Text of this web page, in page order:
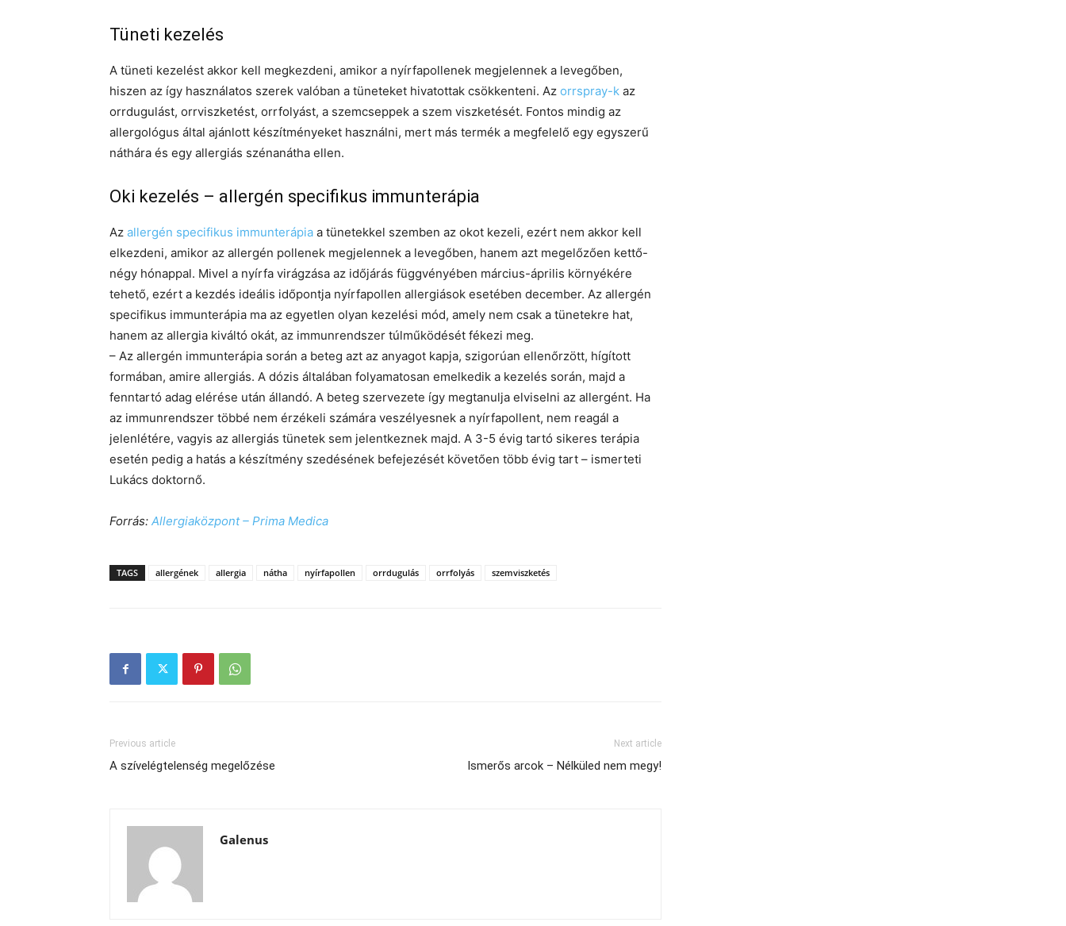
Tüneti kezelés
A tüneti kezelést akkor kell megkezdeni, amikor a nyírfapollenek megjelennek a levegőben,
hiszen az így használatos szerek valóban a tüneteket hivatottak csökkenteni. Az orrspray-k az
orrdugulást, orrviszketést, orrfolyást, a szemcseppek a szem viszketését. Fontos mindig az
allergológus által ajánlott készítményeket használni, mert más termék a megfelelő egy egyszerű
náthára és egy allergiás szénanátha ellen.
Oki kezelés – allergén specifikus immunterápia
Az allergén specifikus immunterápia a tünetekkel szemben az okot kezeli, ezért nem akkor kell
elkezdeni, amikor az allergén pollenek megjelennek a levegőben, hanem azt megelőzően kettő-
négy hónappal. Mivel a nyírfa virágzása az időjárás függvényében március-április környékére
tehető, ezért a kezdés ideális időpontja nyírfapollen allergiások esetében december. Az allergén
specifikus immunterápia ma az egyetlen olyan kezelési mód, amely nem csak a tünetekre hat,
hanem az allergia kiváltó okát, az immunrendszer túlműködését fékezi meg.
– Az allergén immunterápia során a beteg azt az anyagot kapja, szigorúan ellenőrzött, hígított
formában, amire allergiás. A dózis általában folyamatosan emelkedik a kezelés során, majd a
fenntartó adag elérése után állandó. A beteg szervezete így megtanulja elviselni az allergént. Ha
az immunrendszer többé nem érzékeli számára veszélyesnek a nyírfapollent, nem reagál a
jelenlétére, vagyis az allergiás tünetek sem jelentkeznek majd. A 3-5 évig tartó sikeres terápia
esetén pedig a hatás a készítmény szedésének befejezését követően több évig tart – ismerteti
Lukács doktornő.
Forrás: Allergiaközpont – Prima Medica
TAGS allergének allergia nátha nyírfapollen orrdugulás orrfolyás szemviszketés
Previous article
A szívelégtelenség megelőzése
Next article
Ismerős arcok – Nélküled nem megy!
Galenus